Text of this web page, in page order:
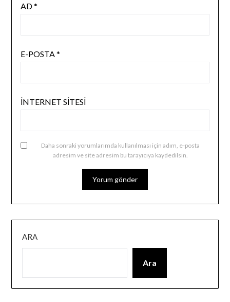
AD*
E-POSTA*
İNTERNET SITESI
Daha sonraki yorumlarımda kullanılması için adım, e-posta
adresim ve site adresim bu tarayıcıya kaydedilsin.
ARA
Ara